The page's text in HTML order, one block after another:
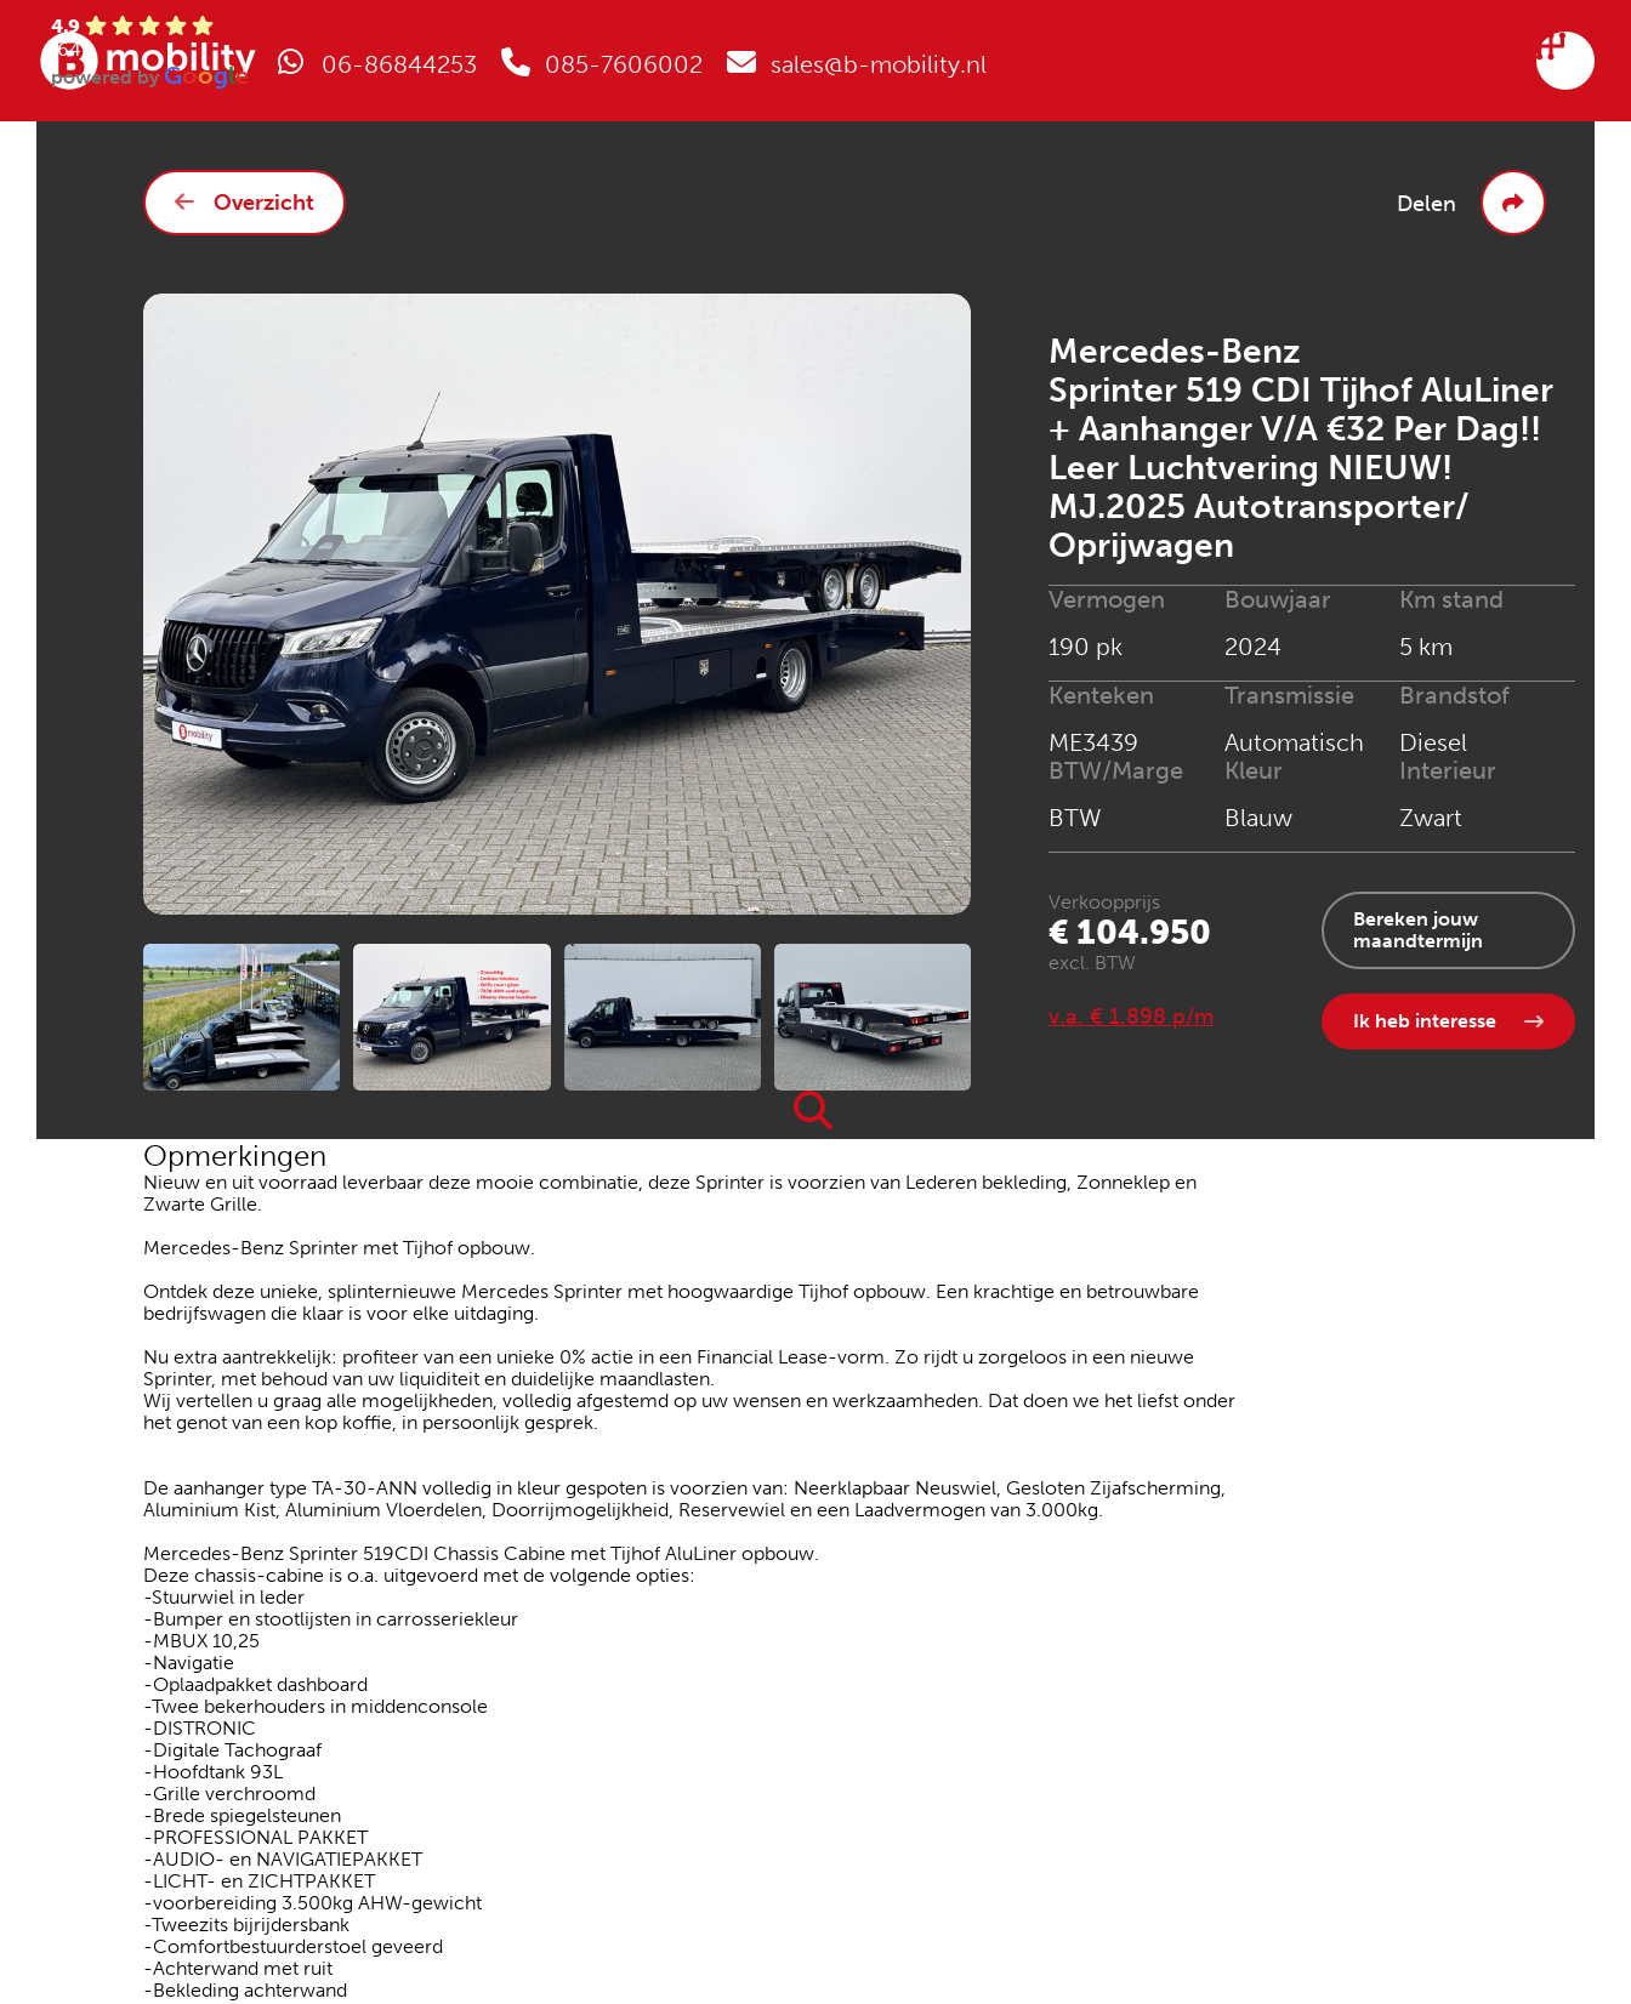
4.9
(64)
powered byGoogle 06-86844253 085-7606002 sales@b-mobility.nl
Overzicht Delen
Mercedes-Benz
Sprinter 519 CDI Tijhof AluLiner
+ Aanhanger V/A €32 Per Dag!!
Leer Luchtvering NIEUW!
MJ.2025 Autotransporter/
Oprijwagen
Vermogen
190 pk
Bouwjaar
2024
Km stand
5 km
Kenteken
ME3439
Transmissie
Automatisch
Brandstof
Diesel
BTW/Marge
BTW
Kleur
Blauw
Interieur
Zwart
Verkoopprijs
€ 104.950
excl. BTW
v.a. € 1.898 p/m
Bereken jouw
maandtermijn
Ik heb interesse
Opmerkingen
Nieuw en uit voorraad leverbaar deze mooie combinatie, deze Sprinter is voorzien van Lederen bekleding, Zonneklep en
Zwarte Grille.
Mercedes-Benz Sprinter met Tijhof opbouw.
Ontdek deze unieke, splinternieuwe Mercedes Sprinter met hoogwaardige Tijhof opbouw. Een krachtige en betrouwbare
bedrijfswagen die klaar is voor elke uitdaging.
Nu extra aantrekkelijk: profiteer van een unieke 0% actie in een Financial Lease-vorm. Zo rijdt u zorgeloos in een nieuwe
Sprinter, met behoud van uw liquiditeit en duidelijke maandlasten.
Wij vertellen u graag alle mogelijkheden, volledig afgestemd op uw wensen en werkzaamheden. Dat doen we het liefst onder
het genot van een kop koffie, in persoonlijk gesprek.
De aanhanger type TA-30-ANN volledig in kleur gespoten is voorzien van: Neerklapbaar Neuswiel, Gesloten Zijafscherming,
Aluminium Kist, Aluminium Vloerdelen, Doorrijmogelijkheid, Reservewiel en een Laadvermogen van 3.000kg.
Mercedes-Benz Sprinter 519CDI Chassis Cabine met Tijhof AluLiner opbouw.
Deze chassis-cabine is o.a. uitgevoerd met de volgende opties:
-Stuurwiel in leder
-Bumper en stootlijsten in carrosseriekleur
-MBUX 10,25
-Navigatie
-Oplaadpakket dashboard
-Twee bekerhouders in middenconsole
-DISTRONIC
-Digitale Tachograaf
-Hoofdtank 93L
-Grille verchroomd
-Brede spiegelsteunen
-PROFESSIONAL PAKKET
-AUDIO- en NAVIGATIEPAKKET
-LICHT- en ZICHTPAKKET
-voorbereiding 3.500kg AHW-gewicht
-Tweezits bijrijdersbank
-Comfortbestuurderstoel geveerd
-Achterwand met ruit
-Bekleding achterwand